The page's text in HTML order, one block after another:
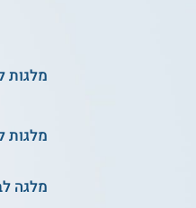
מלגות
מלגות
מלגה